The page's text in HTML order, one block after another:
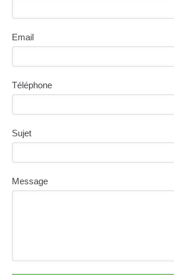
Email
Téléphone
Sujet
Message